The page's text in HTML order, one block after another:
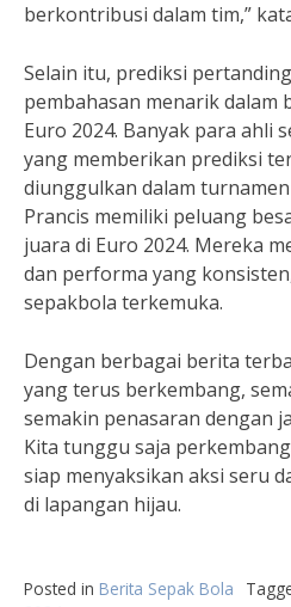
berkontribusi dalam tim,”
Selain itu, prediksi
pembahasan menarik
Euro 2024. Banyak para ahli
yang memberikan prediksi
diunggulkan dalam turnamen
Prancis memiliki peluang
juara di Euro 2024. Mereka
dan performa yang
sepakbola terkemuka.
Dengan berbagai berita
yang terus berkembang,
semakin penasaran dengan
Kita tunggu saja
siap menyaksikan aksi seru
di lapangan hijau.
Posted in Berita Sepak Bola